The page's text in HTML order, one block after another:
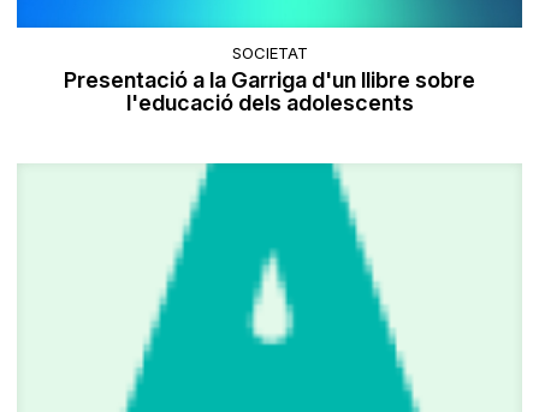
SOCIETAT
Presentació a la Garriga d'un llibre sobre
l'educació dels adolescents